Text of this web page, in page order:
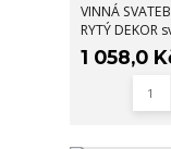
VINNÁ
RYTÝ DEKOR
1 058,0